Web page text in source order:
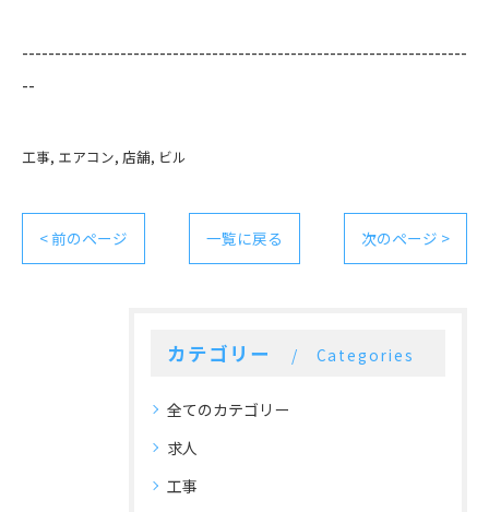
--------------------------------------------------------------------
--
工事 エアコン 店舗 ビル
< 前のページ 一覧に戻る 次のページ >
カテゴリー Categories
全てのカテゴリー
求人
工事